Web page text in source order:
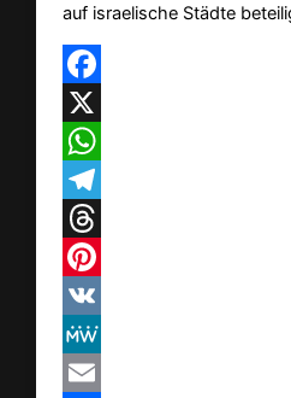
auf israelische Städte
Facebook
X
WhatsApp
Telegram
Threads
Pinterest
VK
MeWe